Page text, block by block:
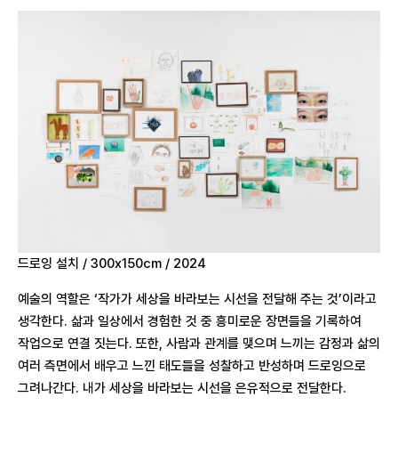
드로잉 설치 / 300x150cm / 2024
예술의 역할은 ‘작가가 세상을 바라보는 시선을 전달해 주는 것’이라고
생각한다. 삶과 일상에서 경험한 것 중 흥미로운 장면들을 기록하여
작업으로 연결 짓는다. 또한, 사람과 관계를 맺으며 느끼는 감정과 삶의
여러 측면에서 배우고 느낀 태도들을 성찰하고 반성하며 드로잉으로
그려나간다. 내가 세상을 바라보는 시선을 은유적으로 전달한다.